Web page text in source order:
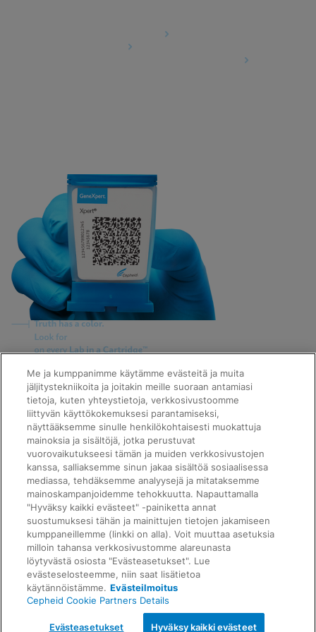
About Us
Careers
Contact Us
Package Inserts
Legal
Privacy
Compliance, Policies, and Reports
Terms of Use
Advanced Code of Ethics
Product Security
Terms of Sale
Trademarks
Cookies Notice
Cepheid Grant & Donation Program
Evästeasetukset
Agreements
Data Processing Agreement
Partner Communities
Information Security Terms and Conditions
© 2026 Cepheid. Cepheid®, the Cepheid logo,
Me ja kumppanimme käytämme evästeitä ja muita
jäljitystekniikoita ja joitakin meille suoraan antamiasi
tietoja, kuten yhteystietoja, verkkosivustoomme
liittyvän käyttökokemuksesi parantamiseksi,
näyttääksemme sinulle henkilökohtaisesti muokattuja
mainoksia ja sisältöjä, jotka perustuvat
vuorovaikutukseesi tämän ja muiden verkkosivustojen
kanssa, salliaksemme sinun jakaa sisältöä sosiaalisessa
mediassa, tehdäksemme analyysejä ja mitataksemme
mainoskampanjoidemme tehokkuutta. Napauttamalla
"Hyväksy kaikki evästeet" -painiketta annat
suostumuksesi tähän ja mainittujen tietojen jakamiseen
kumppaneillemme (linkki on alla). Voit muuttaa asetuksia
milloin tahansa verkkosivustomme alareunasta
löytyvästä osiosta "Evästeasetukset". Lue
evästeselosteemme, niin saat lisätietoa
käytännöistämme. Evästeilmoitus
Cepheid Cookie Partners Details
Evästeasetukset Hyväksy kaikki evästeet